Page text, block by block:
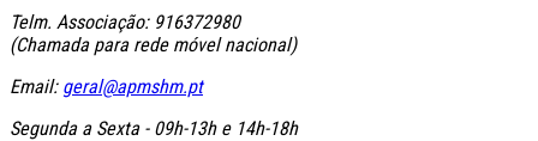
Telm. Associação: 916372980
(Chamada para rede móvel nacional)
Email: geral@apmshm.pt
Segunda a Sexta - 09h-13h e 14h-18h